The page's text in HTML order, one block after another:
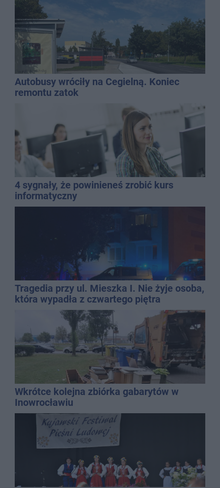
Autobusy wróciły na Cegielną. Koniec
remontu zatok
4 sygnały, że powinieneś zrobić kurs
informatyczny
Tragedia przy ul. Mieszka I. Nie żyje osoba,
która wypadła z czwartego piętra
Wkrótce kolejna zbiórka gabarytów w
Inowrocławiu